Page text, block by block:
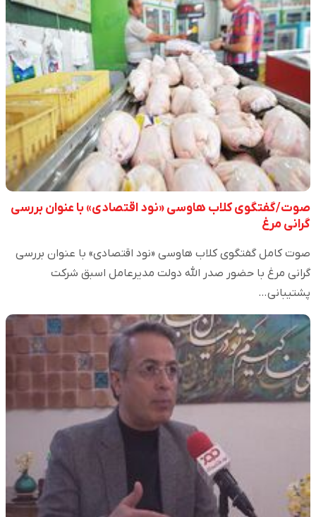
صوت/گفتگوی کلاب هاوسی «نود اقتصادی» با عنوان بررسی
گرانی مرغ
صوت کامل گفتگوی کلاب هاوسی «نود اقتصادی» با عنوان بررسی
گرانی مرغ با حضور صدر الله دولت مدیرعامل اسبق شرکت
پشتیبانی…